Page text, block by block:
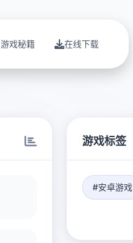
游戏秘籍 在线下载
游戏标签
#安卓游戏